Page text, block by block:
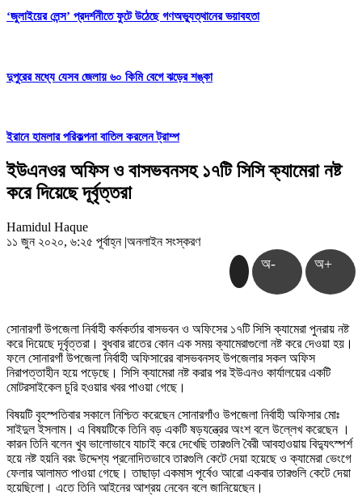
‘জুলাইয়ের লেন্স’ প্রদর্শনীতে ফুটে উঠেছে গণঅভ্যুত্থানের ভয়াবহতা
দুপুরের মধ্যে যেসব জেলায় ৬০ কিমি বেগে ঝড়ের শঙ্কা
ইরানে হামলার পরিকল্পনা বাতিল করলেন ট্রাম্প
ইউএনওর অফিস ও বাসভবনসহ ১৭টি সিসি ক্যামেরা নষ্ট
করে দিয়েছে দূর্বৃত্তরা
Hamidul Haque
১১ জুন ২০২০, ৬:২৫ পূর্বাহ্ন |অনলাইন সংস্করণ
অ- অ+
সোনারগাঁ উপজেলা নির্বাহী কর্মকর্তার বাসভবন ও অফিসের ১৭টি সিসি ক্যামেরা পুনরায় নষ্ট
করে দিয়েছে দূর্বৃত্তরা। বুধবার রাতের কোন এক সময় ক্যামেরাগুলো নষ্ট করে দেওয়া হয়।
ফলে সোনারগাঁ উপজেলা নির্বাহী অফিসারের বাসভবনসহ উপজেলার সকল অফিস
নিরাপত্তাহীন হয়ে পড়েছে। সিসি ক্যামেরা নষ্ট করার পর ইউএনও কার্যালয়ের একটি
মোটরসাইকেল চুরি হওয়ার খবর পাওয়া গেছে।
বিষয়টি বৃহস্পতিবার সকালে নিশ্চিত করেছেন সোনারগাঁও উপজেলা নির্বাহী অফিসার মোঃ
সাইদুল ইসলাম। এ বিষয়টিকে তিনি বড় একটি ষড়যন্ত্রের অংশ বলে উল্লেখ করেছেন ।
কারন তিনি বলেন খুব ভালোভাবে যাচাই করে দেখেছি তারগুলি বৈরী আবহাওয়ায় বিদ্যুৎস্পর্শ
হয়ে নষ্ট হয়নি বরং উদ্দেশ্য প্রনোদিতভাবে তারগুলি কেটে দেয়া হয়েছে ও ক্যামেরা ভেংগে
ফেলার আলামত পাওয়া গেছে। তাছাড়া একমাস পূর্বেও আরো একবার তারগুলি কেটে দেয়া
হয়েছিলো। এতে তিনি আইনের আশ্রয় নেবেন বলে জানিয়েছেন।